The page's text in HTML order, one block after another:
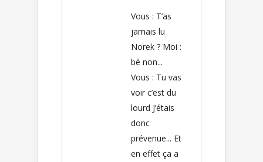
Vous : T’as
jamais lu
Norek ? Moi :
bé non...
Vous : Tu vas
voir c’est du
lourd J’étais
donc
prévenue... Et
en effet ça a